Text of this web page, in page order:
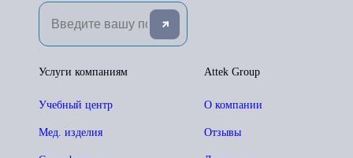
Attek Group
О компании
Отзывы
Услуги компаниям
Учебный центр
Мед. изделия